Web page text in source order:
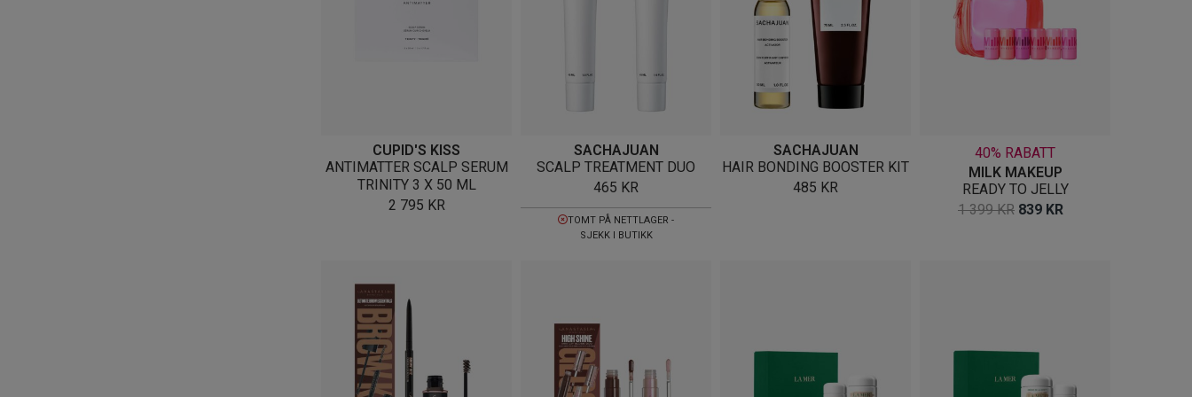
CUPID'S KISS
ANTIMATTER SCALP SERUM
TRINITY 3 X 50 ML
2 795 KR
SACHAJUAN
SCALP TREATMENT DUO
465 KR
TOMT PÅ NETTLAGER -
SJEKK I BUTIKK
SACHAJUAN
HAIR BONDING BOOSTER KIT
485 KR
40% RABATT
MILK MAKEUP
READY TO JELLY
1 399KR OPPRINNELIG
839 KR